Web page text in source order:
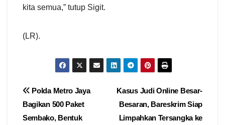
kita semua,” tutup Sigit.
(LR).
Navigasi
pos
Kasus Judi Online Besar-
Besaran, Bareskrim Siap
Limpahkan Tersangka ke
Polda Metro Jaya
Bagikan 500 Paket
Sembako, Bentuk